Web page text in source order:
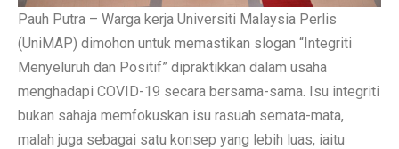
Pauh Putra – Warga kerja Universiti Malaysia Perlis
(UniMAP) dimohon untuk memastikan slogan “Integriti
Menyeluruh dan Positif” dipraktikkan dalam usaha
menghadapi COVID-19 secara bersama-sama. Isu integriti
bukan sahaja memfokuskan isu rasuah semata-mata,
malah juga sebagai satu konsep yang lebih luas, iaitu